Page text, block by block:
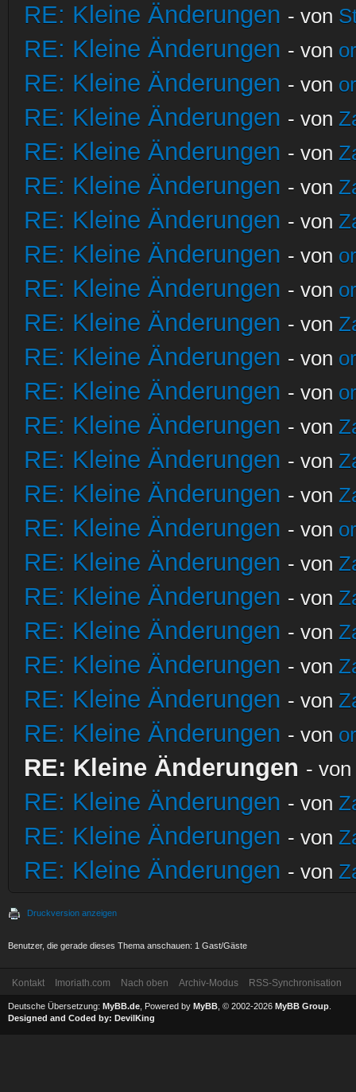
RE: Kleine Änderungen - von
RE: Kleine Änderungen - von
RE: Kleine Änderungen - von
RE: Kleine Änderungen - von
RE: Kleine Änderungen - von
RE: Kleine Änderungen - von
RE: Kleine Änderungen - von
RE: Kleine Änderungen - von
RE: Kleine Änderungen - von
RE: Kleine Änderungen - von
RE: Kleine Änderungen - von
RE: Kleine Änderungen - von
RE: Kleine Änderungen - von
RE: Kleine Änderungen - von
RE: Kleine Änderungen - von
RE: Kleine Änderungen - von
RE: Kleine Änderungen - von
RE: Kleine Änderungen - von
RE: Kleine Änderungen - von
RE: Kleine Änderungen - von
RE: Kleine Änderungen - von
RE: Kleine Änderungen - von
RE: Kleine Änderungen - von
RE: Kleine Änderungen - von
RE: Kleine Änderungen - von
RE: Kleine Änderungen - von
Druckversion anzeigen
Benutzer, die gerade dieses Thema anschauen: 1 Gast/Gäste
Kontakt Imoriath.com Nach oben Archiv-Modus RSS-Synchronisation
Deutsche Übersetzung: MyBB.de , Powered by MyBB , © 2002-2026 MyBB Group
Designed and Coded by: DevilKing